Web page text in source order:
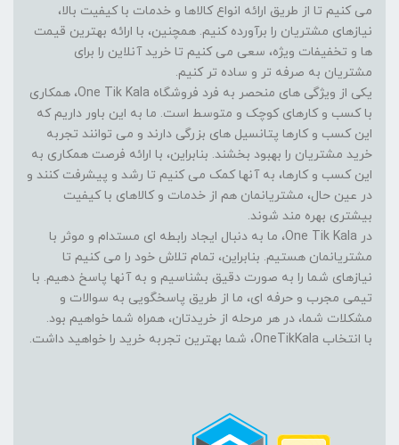
می کنیم تا از طریق ارائه انواع کالاها و خدمات با کیفیت بالا،
نیازهای مشتریان را برآورده کنیم. همچنین، با ارائه بهترین قیمت
ها و تخفیفات ویژه، سعی می کنیم تا خرید آنلاین را برای
مشتریان به صرفه تر و ساده تر کنیم.
یکی از ویژگی های منحصر به فرد فروشگاه One Tik Kala، همکاری
با کسب و کارهای کوچک و متوسط است. ما به این باور داریم که
این کسب و کارها پتانسیل های بزرگی دارند و می توانند تجربه
خرید مشتریان را بهبود بخشند. بنابراین، با ارائه فرصت همکاری به
این کسب و کارها، به آنها کمک می کنیم تا رشد و پیشرفت کنند و
در عین حال، مشتریانمان هم از خدمات و کالاهای با کیفیت
بیشتری بهره مند شوند.
در One Tik Kala، ما به دنبال ایجاد رابطه ای مستدام و موثر با
مشتریانمان هستیم. بنابراین، تمام تلاش خود را می کنیم تا
نیازهای شما را به صورت دقیق بشناسیم و به آنها پاسخ دهیم. با
تیمی مجرب و حرفه ای، ما از طریق پاسخگویی به سوالات و
مشکلات شما، در هر مرحله از خریدتان، همراه شما خواهیم بود.
با انتخاب OneTikKala، شما بهترین تجربه خرید را خواهید داشت.